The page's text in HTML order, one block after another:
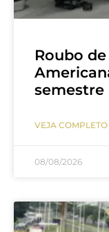
Roubo
semestre
VEJA COMPLETO
08/08/2026